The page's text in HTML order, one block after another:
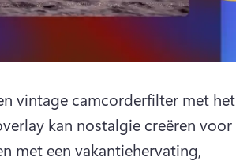
vintage camcorderfilter met het
kan nostalgie creëren voor
met een vakantiehervating,